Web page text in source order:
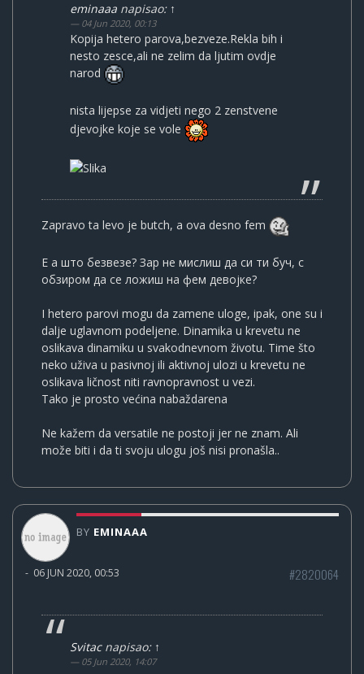
eminaaa napisao: ↑
04 Jun 2020, 00:13
Kopija hetero parova,bezveze.Rekla bih i
nesto zesce,ali ne zelim da ljutim ovdje
narod
nista lijepse za vidjeti nego 2 zenstvene
djevojke koje se vole
Zapravo ta levo je butch, a ova desno fem
Е а што безвезе? Зар не мислиш да си ти буч, с
обзиром да се ложиш на фем девојке?
I hetero parovi mogu da zamene uloge, ipak, one su i
dalje uglavnom podeljene. Dinamika u krevetu ne
oslikava dinamiku u svakodnevnom životu. Time što
neko uživa u pasivnoj ili aktivnoj ulozi u krevetu ne
oslikava ličnost niti ravnopravnost u vezi.
Tako je prosto većina nabaždarena
Ne kažem da versatile ne postoji jer ne znam. Ali
može biti i da ti svoju ulogu još nisi pronašla..
BY EMINAAA
- 06 JUN 2020, 00:53 #2820064
Svitacnapisao: ↑
05 Jun 2020, 14:07